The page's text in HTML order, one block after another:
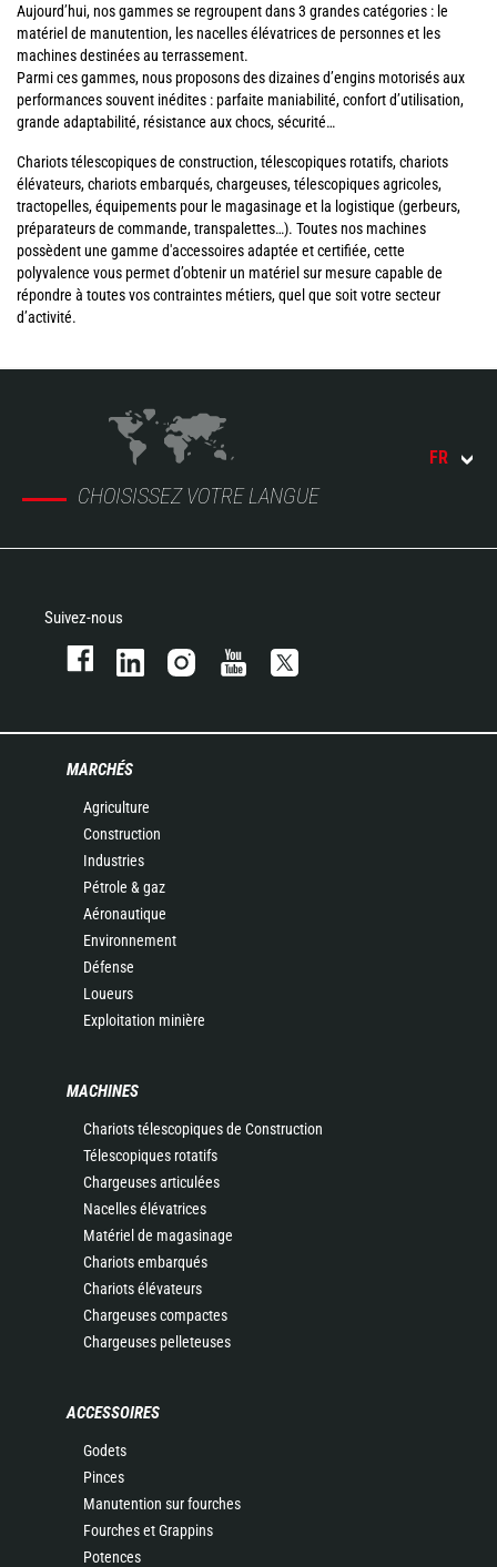
Aujourd’hui, nos gammes se regroupent dans 3 grandes catégories : le
matériel de manutention, les nacelles élévatrices de personnes et les
machines destinées au terrassement.
Parmi ces gammes, nous proposons des dizaines d’engins motorisés aux
performances souvent inédites : parfaite maniabilité, confort d’utilisation,
grande adaptabilité, résistance aux chocs, sécurité…
Chariots télescopiques de construction, télescopiques rotatifs, chariots
élévateurs, chariots embarqués, chargeuses, télescopiques agricoles,
tractopelles, équipements pour le magasinage et la logistique (gerbeurs,
préparateurs de commande, transpalettes…). Toutes nos machines
possèdent une gamme d'accessoires adaptée et certifiée, cette
polyvalence vous permet d’obtenir un matériel sur mesure capable de
répondre à toutes vos contraintes métiers, quel que soit votre secteur
d’activité.
CHOISISSEZ VOTRE LANGUE
FR
Suivez-nous
MARCHÉS
Agriculture
Construction
Industries
Pétrole & gaz
Aéronautique
Environnement
Défense
Loueurs
Exploitation minière
MACHINES
Chariots télescopiques de Construction
Télescopiques rotatifs
Chargeuses articulées
Nacelles élévatrices
Matériel de magasinage
Chariots embarqués
Chariots élévateurs
Chargeuses compactes
Chargeuses pelleteuses
ACCESSOIRES
Godets
Pinces
Manutention sur fourches
Fourches et Grappins
Potences